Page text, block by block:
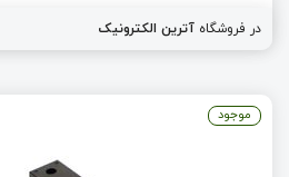
در فروشگاه آترین الکترونیک
موجود